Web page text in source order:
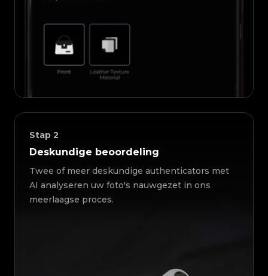
Stap 2
Deskundige beoordeling
Twee of meer deskundige authenticators met
AI analyseren uw foto's nauwgezet in ons
meerlaagse proces.